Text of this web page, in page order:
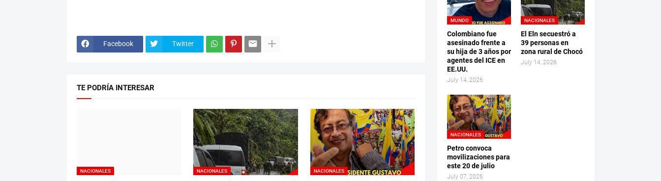
Facebook Twitter
TE PODRÍA INTERESAR
NACIONALES NACIONALES NACIONALES
MUNDO
Colombiano fue
asesinado frente a
su hija de 3 años por
agentes del ICE en
EE.UU.
July 14, 2026
NACIONALES
El Eln secuestró a
39 personas en
zona rural de Chocó
July 14, 2026
NACIONALES
Petro convoca
movilizaciones para
este 20 de julio
July 07, 2026